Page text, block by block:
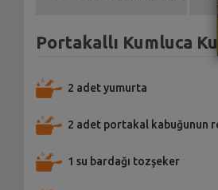
Portakallı Kumluca
2 adet yumurta
2 adet portakal kabuğunun
1 su bardağı tozşeker